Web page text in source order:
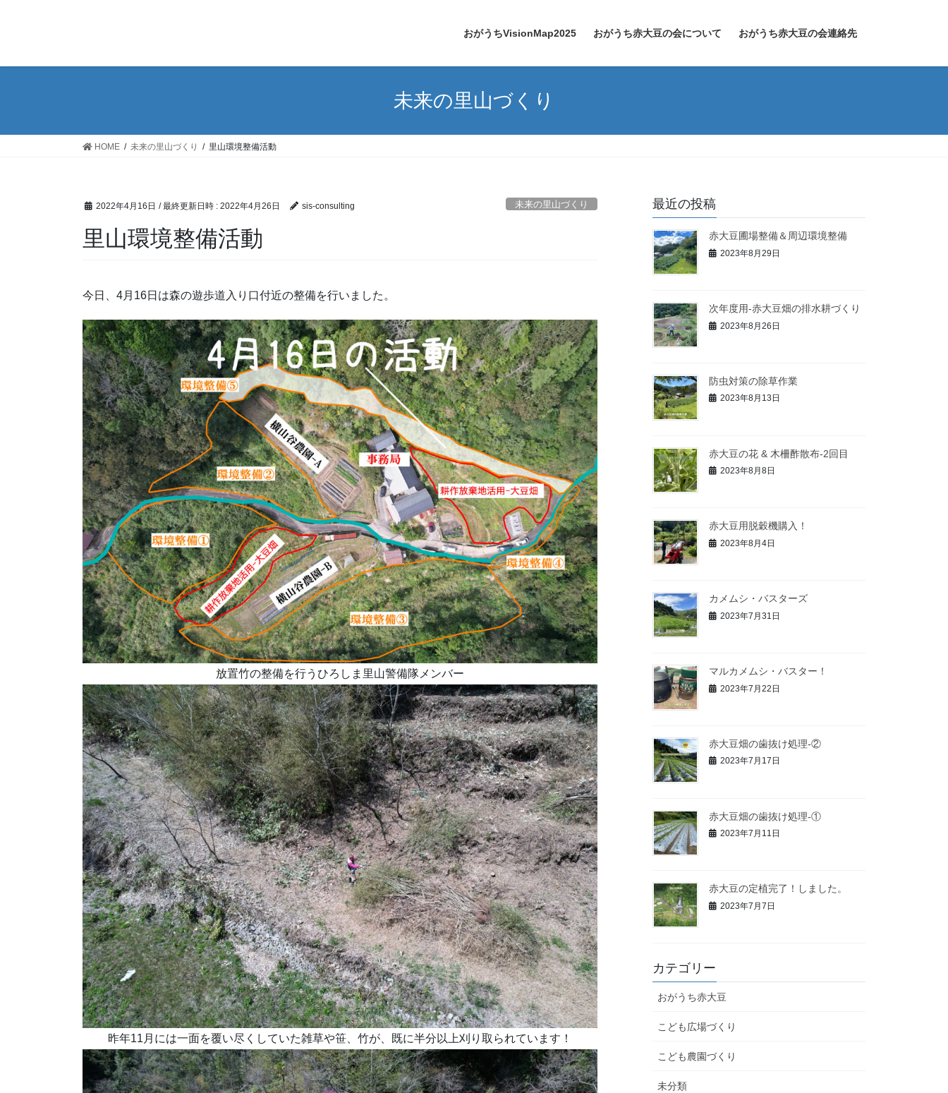
おがうちVisionMap2025 おがうち赤大豆の会について おがうち赤大豆の会連絡先
未来の里山づくり
HOME 未来の里山づくり 里山環境整備活動
2022年4月16日 / 最終更新日時 : 2022年4月26日 sis-consulting 未来の里山づくり
里山環境整備活動
今日、4月16日は森の遊歩道入り口付近の整備を行いました。
放置竹の整備を行うひろしま里山警備隊メンバー
昨年11月には一面を覆い尽くしていた雑草や笹、竹が、既に半分以上刈り取られています！
最近の投稿
赤大豆圃場整備＆周辺環境整備
2023年8月29日
次年度用-赤大豆畑の排水耕づくり
2023年8月26日
防虫対策の除草作業
2023年8月13日
赤大豆の花 & 木柵酢散布-2回目
2023年8月8日
赤大豆用脱穀機購入！
2023年8月4日
カメムシ・バスターズ
2023年7月31日
マルカメムシ・バスター！
2023年7月22日
赤大豆畑の歯抜け処理-②
2023年7月17日
赤大豆畑の歯抜け処理-①
2023年7月11日
赤大豆の定植完了！しました。
2023年7月7日
カテゴリー
おがうち赤大豆
こども広場づくり
こども農園づくり
未分類